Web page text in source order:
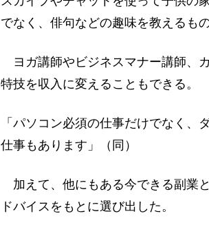
でなく、俳句などの趣味を教えるも
ヨガ講師やビジネスマナー講師、
特技を収入に変えることもできる。
「パソコン必須の仕事だけでなく
仕事もあります」（同）
加えて、他にもある今できる副業
ドバイスをもとに選び出した。